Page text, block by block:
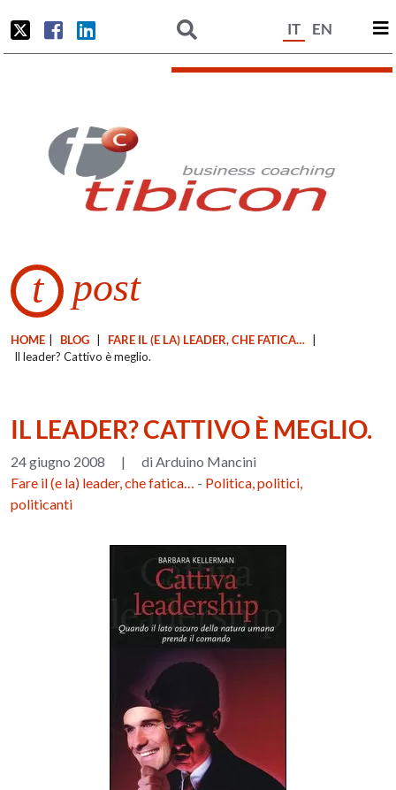
IT EN
t post
HOME BLOG FARE IL (E LA) LEADER, CHE FATICA…
Il leader? Cattivo è meglio.
IL LEADER? CATTIVO È MEGLIO.
24 giugno 2008 |
di Arduino Mancini
Fare il (e la) leader, che fatica… - Politica, politici,
politicanti